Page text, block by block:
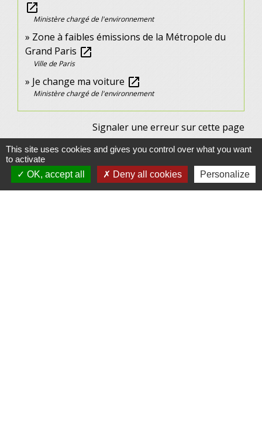
open_in_new
Ministère chargé de l'environnement
Zone à faibles émissions de la Métropole du
Grand Paris open_in_new
Ville de Paris
Je change ma voiture open_in_new
Ministère chargé de l'environnement
Signaler une erreur sur cette page
This site uses cookies and gives you control over what you want
to activate
OK, accept all
Deny all cookies Personalize